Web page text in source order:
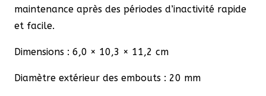
maintenance après des périodes d’inactivité rapide
et facile.
Dimensions : 6,0 × 10,3 × 11,2 cm
Diamètre extérieur des embouts : 20 mm